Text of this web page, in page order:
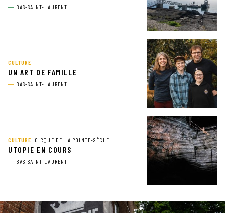
BAS-SAINT-LAURENT
CULTURE
UN ART DE FAMILLE
BAS-SAINT-LAURENT
CULTURE CIRQUE DE LA POINTE-SÈCHE
UTOPIE EN COURS
BAS-SAINT-LAURENT